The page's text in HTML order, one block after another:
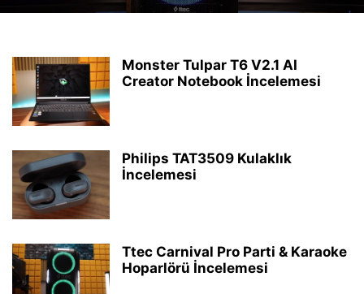
Monster Tulpar T6 V2.1 AI
Creator Notebook İncelemesi
Philips TAT3509 Kulaklık
İncelemesi
Ttec Carnival Pro Parti & Karaoke
Hoparlörü İncelemesi